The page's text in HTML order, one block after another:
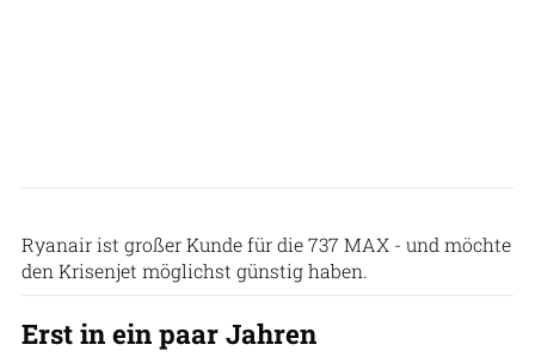
Ryanair ist großer Kunde für die 737 MAX - und möchte
den Krisenjet möglichst günstig haben.
Erst in ein paar Jahren